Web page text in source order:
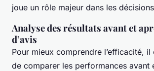
joue un rôle majeur dans les décisions
Analyse des résultats avant et
d’avis
Pour mieux comprendre l’efficacité,
de comparer les performances avant